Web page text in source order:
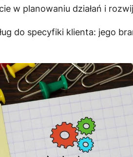
w planowaniu działań i
do specyfiki klienta: jego